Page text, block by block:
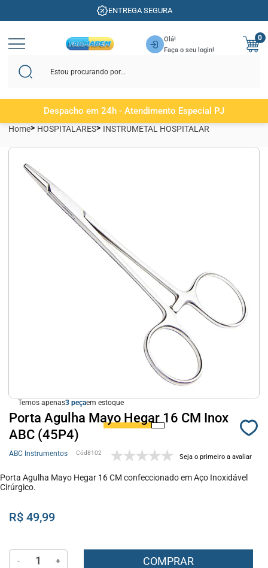
ENTREGA SEGURA
Olá!
Faça o seu login!
0
Despacho em 24h - Atendimento Especial PJ
Home HOSPITALARES INSTRUMETAL HOSPITALAR
Temos apenas3 em estoque
Porta Agulha Mayo Hegar 16 CM Inox
ABC (45P4)
ABC Instrumentos 8102 Seja o primeiro a avaliar
Porta Agulha Mayo Hegar 16 CM confeccionado em Aço Inoxidável
Cirúrgico.
R$ 49,99
- + COMPRAR